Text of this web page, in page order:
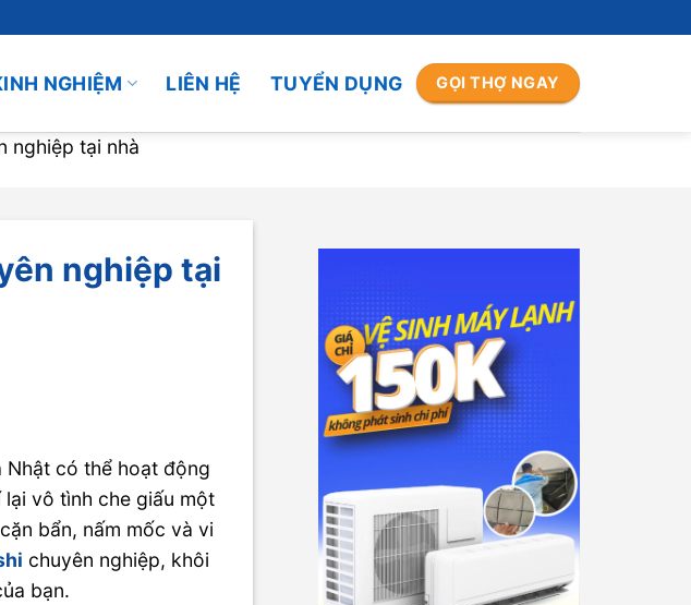
NGHIỆM LIÊN HỆ TUYỂN DỤNG GỌI THỢ NGAY
nghiệp tại nhà
nghiệp tại
có thể hoạt động
vô tình che giấu một
bẩn, nấm mốc và vi
chuyên nghiệp, khôi
bạn.